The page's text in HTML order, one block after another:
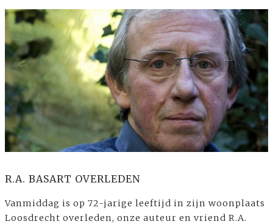
R.A. BASART OVERLEDEN
Vanmiddag is op 72-jarige leeftijd in zijn woonplaats
Loosdrecht overleden, onze auteur en vriend R.A.